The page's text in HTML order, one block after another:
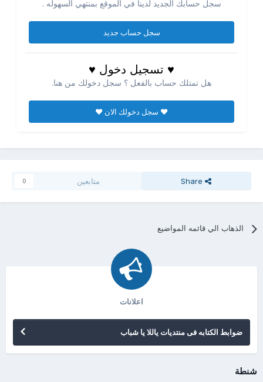
سجل حسابك الجديد لدينا في الموقع بمنتهي السهوله .
سجل حساب جديد
♥ تسجيل دخول ♥
هل تمتلك حساب بالفعل ؟ سجل دخولك من هنا.
♥ سجل دخولك الان ♥
Share متابعين 0
الذهاب الي قائمه المواضيع
اعلانات
ضوابط الكتابه فى منتديات ياللا يا شباب
شنطة